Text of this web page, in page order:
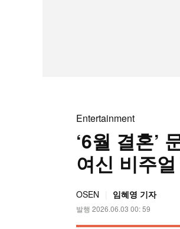
Entertainment
‘6월 결혼’
여신 비주
OSEN 임혜영 기자
발행 2026.06.03 00: 59